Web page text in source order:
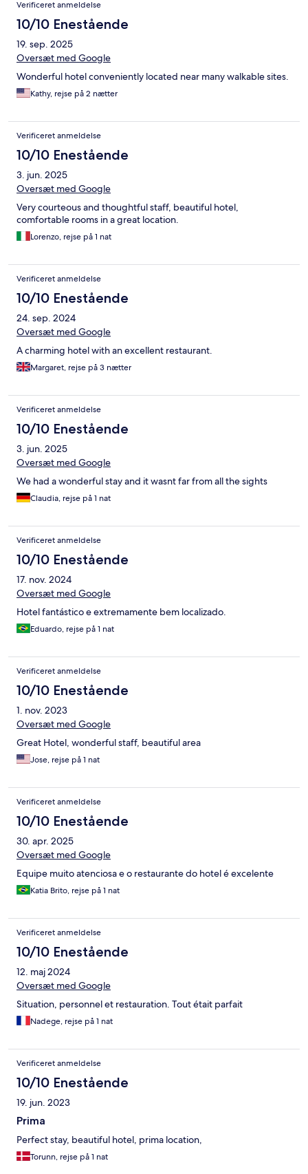
Verificeret anmeldelse
10/10 Enestående
19. sep. 2025
Oversæt med Google
Wonderful hotel conveniently located near many walkable sites.
Kathy, rejse på 2 nætter
Verificeret anmeldelse
10/10 Enestående
3. jun. 2025
Oversæt med Google
Very courteous and thoughtful staff, beautiful hotel,
comfortable rooms in a great location.
Lorenzo, rejse på 1 nat
Verificeret anmeldelse
10/10 Enestående
24. sep. 2024
Oversæt med Google
A charming hotel with an excellent restaurant.
Margaret, rejse på 3 nætter
Verificeret anmeldelse
10/10 Enestående
3. jun. 2025
Oversæt med Google
We had a wonderful stay and it wasnt far from all the sights
Claudia, rejse på 1 nat
Verificeret anmeldelse
10/10 Enestående
17. nov. 2024
Oversæt med Google
Hotel fantástico e extremamente bem localizado.
Eduardo, rejse på 1 nat
Verificeret anmeldelse
10/10 Enestående
1. nov. 2023
Oversæt med Google
Great Hotel, wonderful staff, beautiful area
Jose, rejse på 1 nat
Verificeret anmeldelse
10/10 Enestående
30. apr. 2025
Oversæt med Google
Equipe muito atenciosa e o restaurante do hotel é excelente
Katia Brito, rejse på 1 nat
Verificeret anmeldelse
10/10 Enestående
12. maj 2024
Oversæt med Google
Situation, personnel et restauration. Tout était parfait
Nadege, rejse på 1 nat
Verificeret anmeldelse
10/10 Enestående
19. jun. 2023
Prima
Perfect stay, beautiful hotel, prima location,
Torunn, rejse på 1 nat